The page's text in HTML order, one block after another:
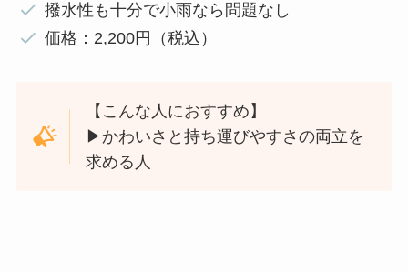
撥水性も十分で小雨なら問題なし
価格：2,200円（税込）
【こんな人におすすめ】
▶︎かわいさと持ち運びやすさの両立を
求める人